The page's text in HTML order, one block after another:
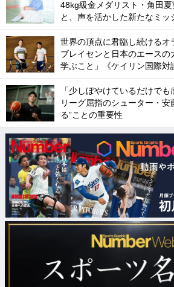
48kg級金メダリスト・角田
と、声を活かした新たなミッ
世界の頂点に君臨し続けるオ
ブレイセンと日本のエースの
学ぶこと」《ケイリン国際対
「少しぼやけているだけで
リーグ屈指のシューター・安
る”ことの重要性